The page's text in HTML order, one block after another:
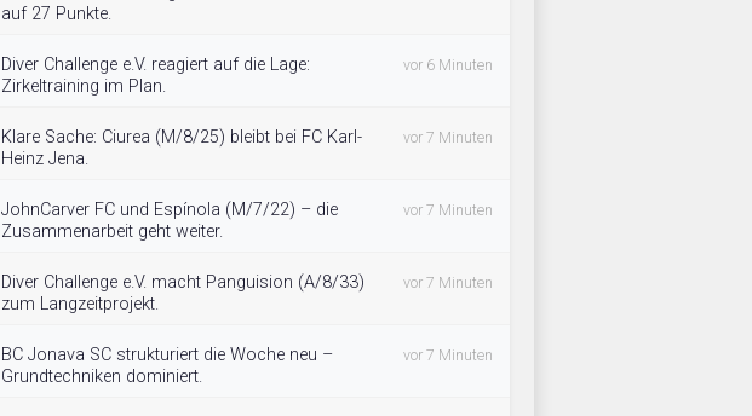
auf 27 Punkte.
Diver Challenge e.V. reagiert auf die Lage:
Zirkeltraining im Plan.
vor 6 Minuten
Klare Sache: Ciurea (M/8/25) bleibt bei FC Karl-
Heinz Jena.
vor 7 Minuten
JohnCarver FC und Espínola (M/7/22) – die
Zusammenarbeit geht weiter.
vor 7 Minuten
Diver Challenge e.V. macht Panguision (A/8/33)
zum Langzeitprojekt.
vor 7 Minuten
BC Jonava SC strukturiert die Woche neu –
Grundtechniken dominiert.
vor 7 Minuten